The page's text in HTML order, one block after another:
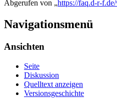
Abgerufen von „https://faq.d-r-
Navigationsmenü
Ansichten
Seite
Diskussion
Quelltext anzeigen
Versionsgeschichte